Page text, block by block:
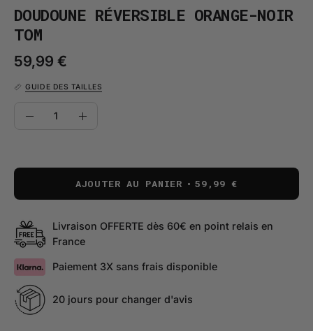
DOUDOUNE RÉVERSIBLE ORANGE-NOIR
TOM
59,99 €
GUIDE DES TAILLES
Quantité
Diminuer
Augmenter
AJOUTER AU PANIER 59,99 €
Livraison OFFERTE dès 60€ en point relais en
France
Paiement 3X sans frais disponible
20 jours pour changer d'avis